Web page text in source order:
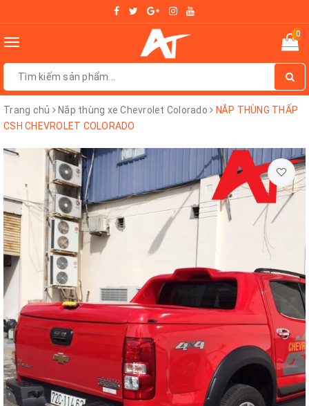
Toggle
0
Trang chủ Nắp thùng xe Chevrolet Colorado
NẮP THÙNG THẤP
CSH CHEVROLET COLORADO